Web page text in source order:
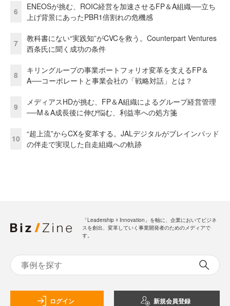
6
ENEOSが挑む、ROIC経営を加速させるFP＆A組織──立ち
上げ背景にあったPBR1倍割れの危機感
7
教科書にない“実践知”がCVCを救う。Counterpart Ventures
西条氏に聞く成功の条件
8
キリングループの事業ポートフォリオ変革を支えるFP＆
A──コーポレートと事業会社の「戦略対話」とは？
9
メディアスHDが挑む、FP＆A組織によるグループ経営管理
──M＆A成長後に伸び悩む、利益率への処方箋
10
“超上流”からCXを変革する。JALデジタルがブレインパッド
の伴走で実現した自走組織への軌跡
「Leadership ☓ Innovation」を軸に、企業においてビジネ
スを創出、変革していく事業開発者のためのメディアで
す。
ログイン 新規会員登録